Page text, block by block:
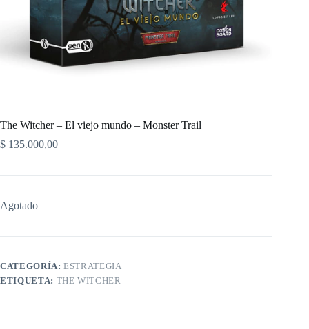
The Witcher – El viejo mundo – Monster Trail
$ 135.000,00
Agotado
CATEGORÍA:ESTRATEGIA
ETIQUETA: THE WITCHER